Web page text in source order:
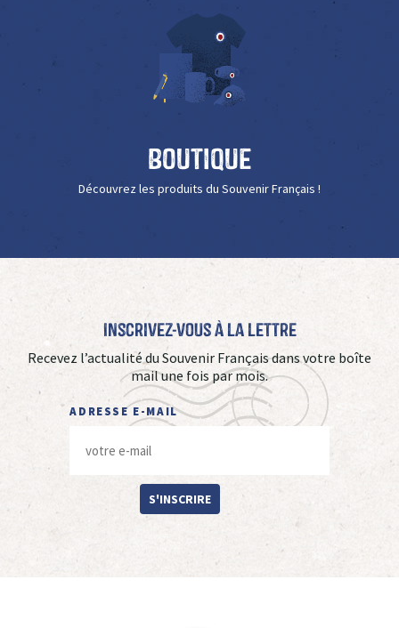
Boutique
Découvrez les produits du Souvenir Français !
Inscrivez-vous à La Lettre
Recevez l’actualité du Souvenir Français dans votre boîte
mail une fois par mois.
ADRESSE E-MAIL
S'INSCRIRE